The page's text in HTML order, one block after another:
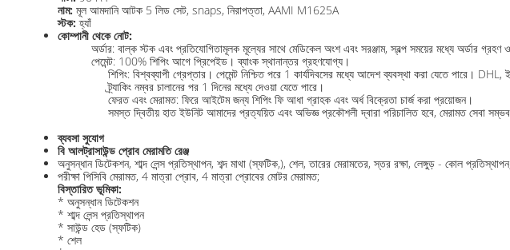
নাম: মূল আমদানি আটক 5 লিড সেট, snaps, নিরাপত্তা, AAMI M1625A
স্টক: হ্যাঁ
কোম্পানী থেকে নোট:
অর্ডার: বাল্ক স্টক এবং প্রতিযোগিতামূলক মূল্যের সাথে মেডিকেল অংশ এবং সরঞ্জাম, স্বল্প সময়ের মধ্যে অর্ডার গ্রহণ
পেমেন্ট: 100% শিপিং আগে প্রিপেইড। ব্যাংক স্থানান্তর গ্রহণযোগ্য।
শিপিং: বিশ্বব্যাপী গ্রেপ্তার। পেমেন্ট নিশ্চিত পরে 1 কার্যদিবসের মধ্যে আদেশ ব্যবস্থা করা যেতে পারে।
ট্র্যাকিং নম্বর চালানের পর 1 দিনের মধ্যে দেওয়া যেতে পারে।
ফেরত এবং মেরামত: ফিরে আইটেম জন্য শিপিং ফি আধা গ্রাহক এবং অর্ধ বিক্রেতা চার্জ করা প্রয়োজন।
সমস্ত দ্বিতীয় হাত ইউনিট আমাদের প্রত্যয়িত এবং অভিজ্ঞ প্রকৌশলী দ্বারা পরিচালিত হবে, মেরামত সেবা
ব্যবসা সুযোগ
বি আলট্রাসাউন্ড প্রোব মেরামতি রেঞ্জ
অনুসন্ধান ডিটেকশন, শাব্দ লেন্স প্রতিস্থাপন, শব্দ মাথা (স্ফটিক,), শেল, তারের মেরামতের, স্তর রক্ষা, লেঙ্গুড় - কোল
পরীক্ষা পিসিবি মেরামত, 4 মাত্রা প্রোব, 4 মাত্রা প্রোবের মোটর মেরামত;
বিস্তারিত ভূমিকা:
* অনুসন্ধান ডিটেকশন
* শাব্দ লেন্স প্রতিস্থাপন
* সাউন্ড হেড (স্ফটিক)
* শেল